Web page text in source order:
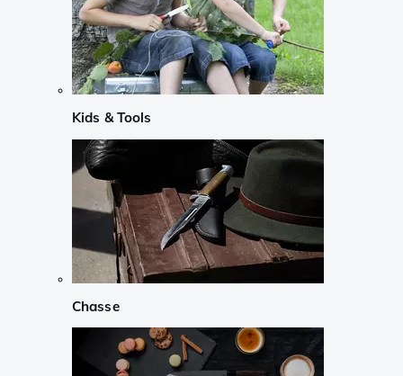
Kids & Tools
Chasse